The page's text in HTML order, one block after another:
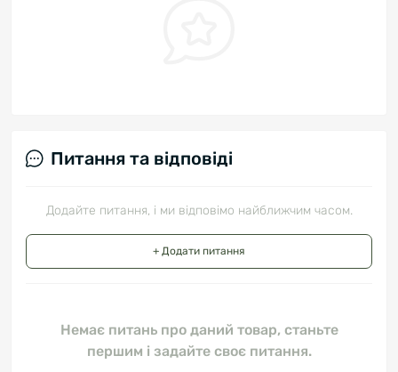
Питання та відповіді
Додайте питання, і ми відповімо найближчим часом.
+ Додати питання
Немає питань про даний товар, станьте
першим і задайте своє питання.